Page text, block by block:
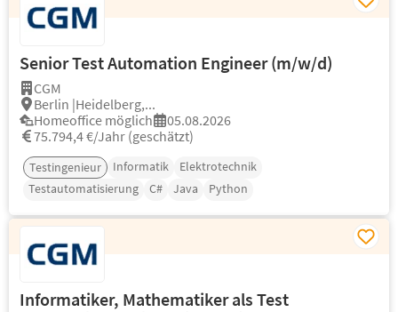
Senior Test Automation Engineer (m/w/d)
CGM
Berlin |Heidelberg,...
Homeoffice möglich
05.08.2026
75.794,4 €/Jahr (geschätzt)
Testingenieur Informatik
Elektrotechnik
Testautomatisierung
C# Java Python
Informatiker, Mathematiker als Test